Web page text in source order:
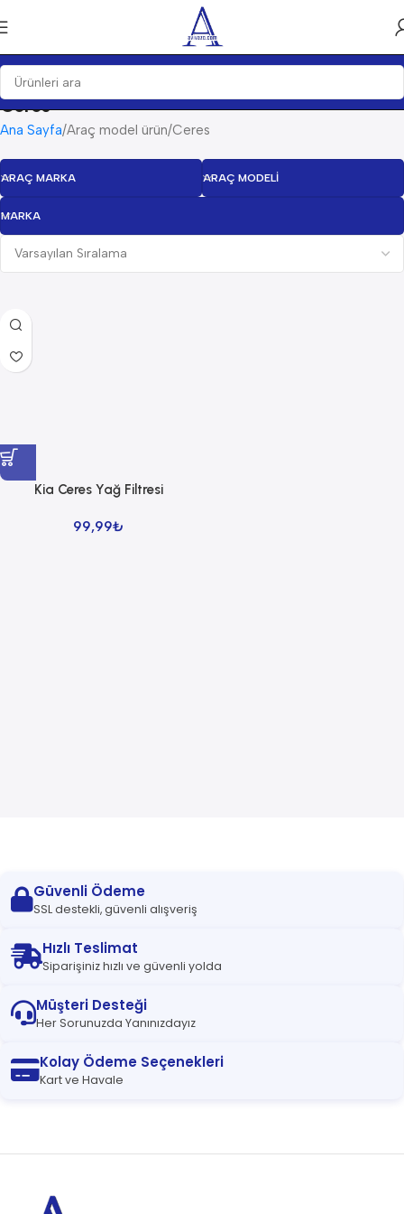
Ceres
Ana Sayfa Araç model ürün Ceres
ARAÇ MARKA ARAÇ MODELI
MARKA
Kia Ceres Yağ Filtresi
99,99₺
Güvenli Ödeme
SSL destekli, güvenli alışveriş
Hızlı Teslimat
Siparişiniz hızlı ve güvenli yolda
Müşteri Desteği
Her Sorunuzda Yanınızdayız
Kolay Ödeme Seçenekleri
Kart ve Havale